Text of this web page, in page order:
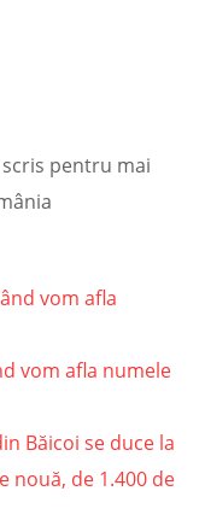
scris pentru mai
vom afla numele
Băicoi se duce la
nouă, de 1.400 de